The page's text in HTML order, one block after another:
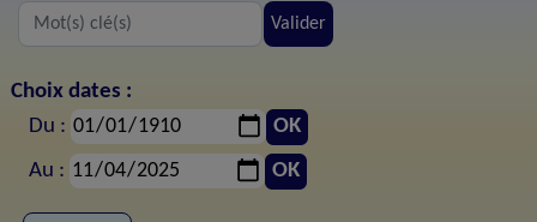
Valider
Choix dates :
Du :
OK
Au :
OK